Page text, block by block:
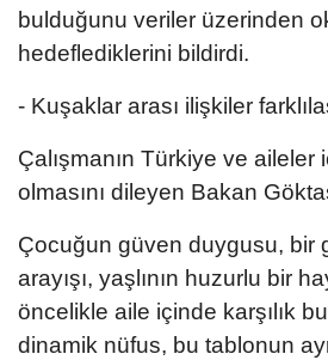
bulduğunu veriler üzerinden
hedeflediklerini bildirdi.
- Kuşaklar arası ilişkiler
Çalışmanın Türkiye ve aileler
olmasını dileyen Bakan
Çocuğun güven duygusu, bir
arayışı, yaşlının huzurlu bir
öncelikle aile içinde karşılık
dinamik nüfus, bu tablonun